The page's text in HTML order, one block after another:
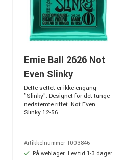
Ernie Ball 2626 Not
Even Slinky
Dette settet er ikke engang
"Slinky". Designet for det tunge
nedstemte riffet. Not Even
Slinky 12-56...
Artikkelnummer 1003846
På weblager. Lev.tid 1-3 dager